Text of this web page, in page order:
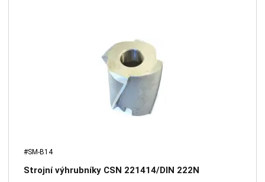
#SM-B14
Strojní výhrubníky CSN 221414/DIN 222N